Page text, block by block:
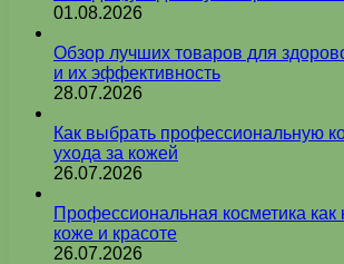
01.08.2026
Обзор лучших товаров для
и их эффективность
28.07.2026
Как выбрать профессиональную
ухода за кожей
26.07.2026
Профессиональная косметика как
коже и красоте
26.07.2026